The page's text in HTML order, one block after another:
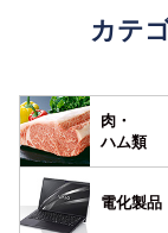
カテ
肉・
ハム類
電化製品